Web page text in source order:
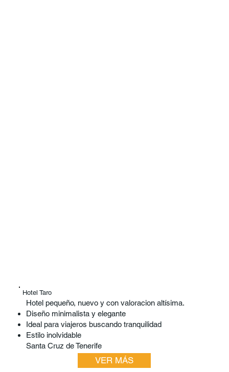
Hotel Taro
Hotel pequeño, nuevo y con valoracion altísima.​
Diseño minimalista y elegante
Ideal para viajeros buscando tranquilidad
Estilo inolvidable
Santa Cruz de Tenerife
VER MÁS